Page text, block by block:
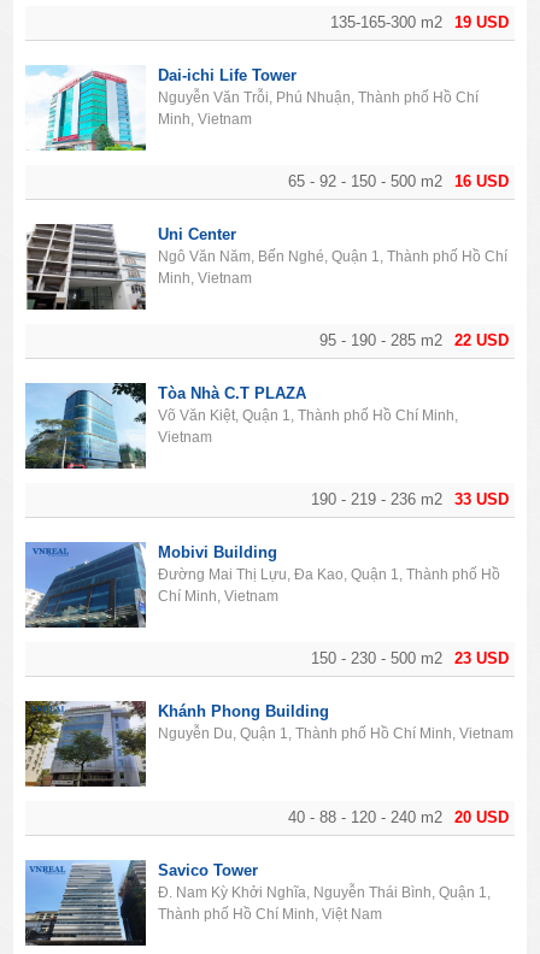
19 USD
135-165-300 m2
16 USD
65 - 92 - 150 - 500 m2
Dai-ichi Life Tower
Nguyễn Văn Trỗi, Phú Nhuận, Thành phố Hồ Chí
Minh, Vietnam
22 USD
95 - 190 - 285 m2
Uni Center
Ngô Văn Năm, Bến Nghé, Quận 1, Thành phố Hồ Chí
Minh, Vietnam
33 USD
190 - 219 - 236 m2
Tòa Nhà C.T PLAZA
Võ Văn Kiệt, Quận 1, Thành phố Hồ Chí Minh,
Vietnam
23 USD
150 - 230 - 500 m2
Mobivi Building
Đường Mai Thị Lựu, Đa Kao, Quận 1, Thành phố Hồ
Chí Minh, Vietnam
20 USD
40 - 88 - 120 - 240 m2
Khánh Phong Building
Nguyễn Du, Quận 1, Thành phố Hồ Chí Minh, Vietnam
Savico Tower
Đ. Nam Kỳ Khởi Nghĩa, Nguyễn Thái Bình, Quận 1,
Thành phố Hồ Chí Minh, Việt Nam